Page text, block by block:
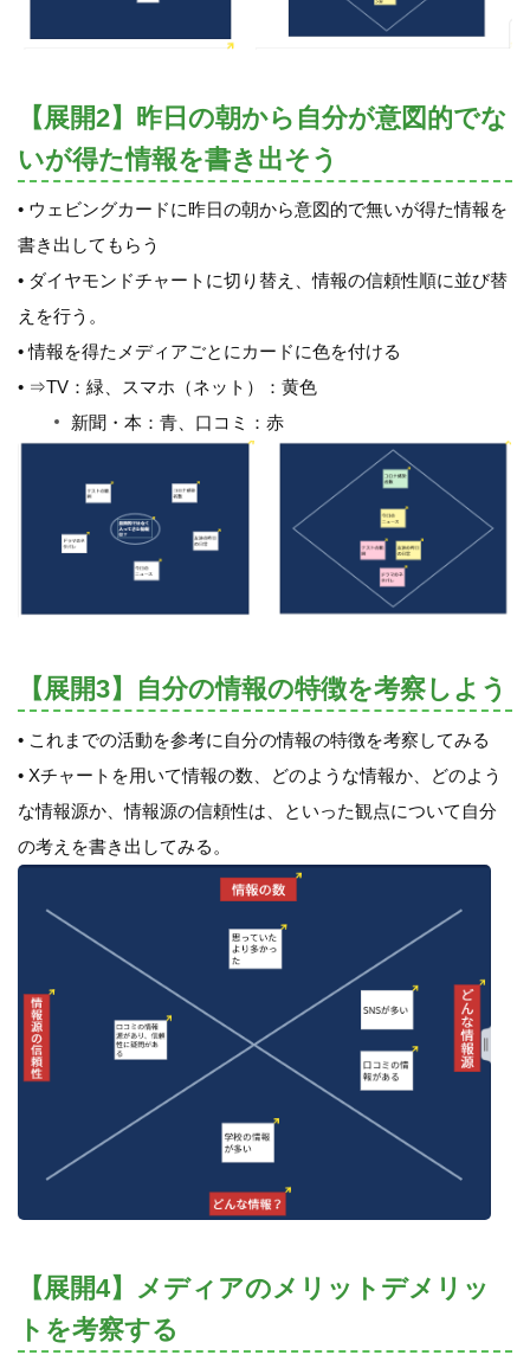
【展開2】昨日の朝から自分が意図的でな
いが得た情報を書き出そう
• ウェビングカードに昨日の朝から意図的で無いが得た情報を
書き出してもらう
• ダイヤモンドチャートに切り替え、情報の信頼性順に並び替
えを行う。
• 情報を得たメディアごとにカードに色を付ける
• ⇒TV：緑、スマホ（ネット）：黄色
新聞・本：青、口コミ：赤
【展開3】自分の情報の特徴を考察しよう
• これまでの活動を参考に自分の情報の特徴を考察してみる
• Xチャートを用いて情報の数、どのような情報か、どのよう
な情報源か、情報源の信頼性は、といった観点について自分
の考えを書き出してみる。
【展開4】メディアのメリットデメリッ
トを考察する